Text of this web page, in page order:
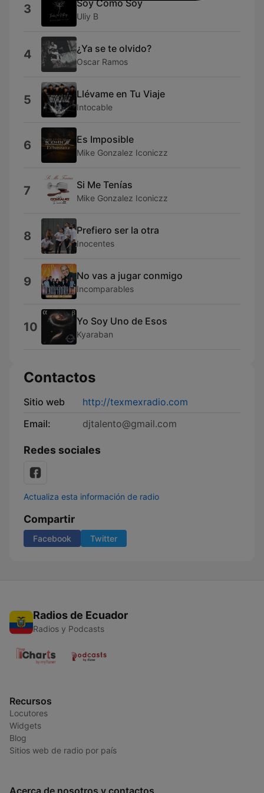
3 Soy Como Soy
Uliy B
4 ¿Ya se te olvido?
Oscar Ramos
5 Llévame en Tu Viaje
Intocable
6 Es Imposible
Mike Gonzalez Iconiczz
7 Si Me Tenías
Mike Gonzalez Iconiczz
8 Prefiero ser la otra
Inocentes
9 No vas a jugar conmigo
Incomparables
10 Yo Soy Uno de Esos
Kyaraban
Contactos
Sitio web
http://texmexradio.com
Email:
djtalento@gmail.com
Redes sociales
Actualiza esta información de radio
Compartir
Facebook Twitter
Radios de Ecuador
Radios y Podcasts
Recursos
Locutores
Widgets
Blog
Sitios web de radio por país
Acerca de nosotros y contactos